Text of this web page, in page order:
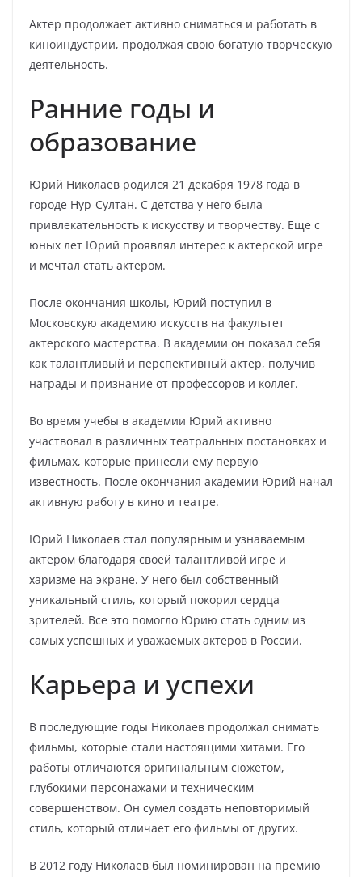
Актер продолжает активно сниматься и работать в
киноиндустрии, продолжая свою богатую творческую
деятельность.
Ранние годы и
образование
Юрий Николаев родился 21 декабря 1978 года в
городе Нур-Султан. С детства у него была
привлекательность к искусству и творчеству. Еще с
юных лет Юрий проявлял интерес к актерской игре
и мечтал стать актером.
После окончания школы, Юрий поступил в
Московскую академию искусств на факультет
актерского мастерства. В академии он показал себя
как талантливый и перспективный актер, получив
награды и признание от профессоров и коллег.
Во время учебы в академии Юрий активно
участвовал в различных театральных постановках и
фильмах, которые принесли ему первую
известность. После окончания академии Юрий начал
активную работу в кино и театре.
Юрий Николаев стал популярным и узнаваемым
актером благодаря своей талантливой игре и
харизме на экране. У него был собственный
уникальный стиль, который покорил сердца
зрителей. Все это помогло Юрию стать одним из
самых успешных и уважаемых актеров в России.
Карьера и успехи
В последующие годы Николаев продолжал снимать
фильмы, которые стали настоящими хитами. Его
работы отличаются оригинальным сюжетом,
глубокими персонажами и техническим
совершенством. Он сумел создать неповторимый
стиль, который отличает его фильмы от других.
В 2012 году Николаев был номинирован на премию